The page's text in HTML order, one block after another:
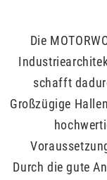
Die
schafft
Großzügige
Durch die gute